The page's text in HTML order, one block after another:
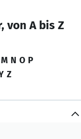
von A bis Z
M N O P
Z